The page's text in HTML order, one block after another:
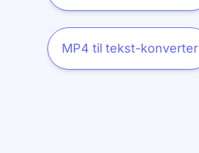
MP4 til tekst-konverter